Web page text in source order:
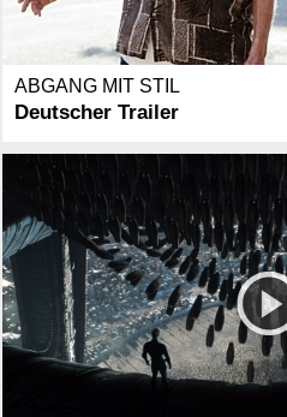
ABGANG MIT STIL
Deutscher Trailer